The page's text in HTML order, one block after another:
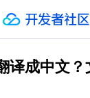
译成中文